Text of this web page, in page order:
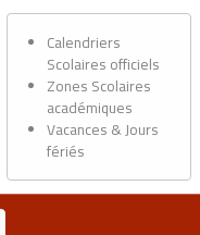
Calendriers
Scolaires officiels
Zones Scolaires
académiques
Vacances & Jours
fériés